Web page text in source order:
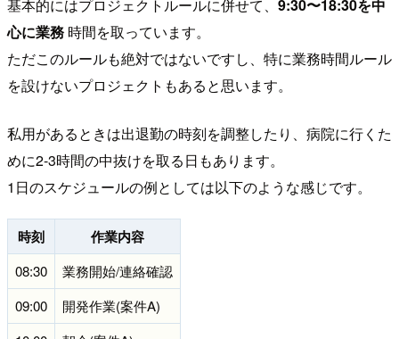
基本的にはプロジェクトルールに併せて、 9:30〜18:30を中
心に業務 時間を取っています。
ただこのルールも絶対ではないですし、特に業務時間ルール
を設けないプロジェクトもあると思います。
私用があるときは出退勤の時刻を調整したり、病院に行くた
めに2-3時間の中抜けを取る日もあります。
1日のスケジュールの例としては以下のような感じです。
時刻 作業内容
08:30
業務開始/連絡確認
09:00
開発作業(案件A)